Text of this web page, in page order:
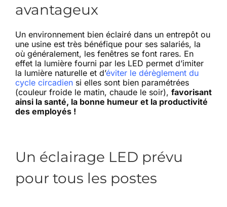
avantageux
Un environnement bien éclairé dans un entrepôt ou
une usine est très bénéfique pour ses salariés, la
où généralement, les fenêtres se font rares. En
effet la lumière fourni par les LED permet d’imiter
la lumière naturelle et d’éviter le dérèglement du
cycle circadien si elles sont bien paramétrées
(couleur froide le matin, chaude le soir), favorisant
ainsi la santé, la bonne humeur et la productivité
des employés !
Un éclairage LED prévu
pour tous les postes